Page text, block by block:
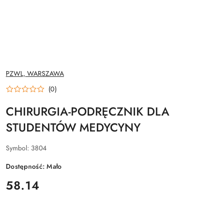
NAZWA
PRODUCENTA:
PZWL, WARSZAWA
(0)
CHIRURGIA-PODRĘCZNIK DLA
STUDENTÓW MEDYCYNY
Symbol: 3804
Dostępność:Mało
cena:
58.14